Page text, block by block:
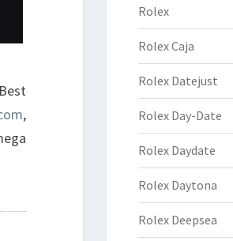
,
Rolex
Rolex Caja
Rolex Datejust
Rolex Day-Date
Rolex Daydate
Rolex Daytona
Rolex Deepsea